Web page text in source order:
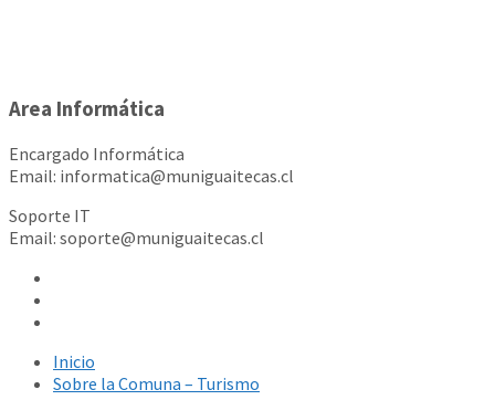
Area Informática
Encargado Informática
Email: informatica@muniguaitecas.cl
Soporte IT
Email: soporte@muniguaitecas.cl
Inicio
Sobre la Comuna – Turismo